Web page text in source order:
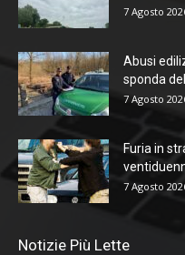
7 Agosto
Abusi
sponda
7 Agosto
Furia in
7 Agosto
Notizie Più Lette